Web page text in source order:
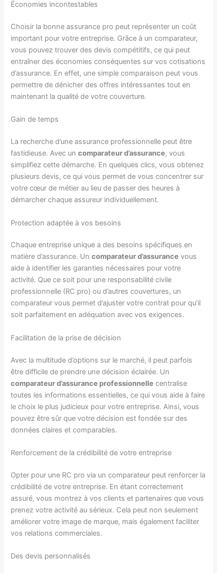
Économies incontestables
Choisir la bonne assurance pro peut représenter un coût
important pour votre entreprise. Grâce à un comparateur,
vous pouvez trouver des devis compétitifs, ce qui peut
entraîner des économies conséquentes sur vos cotisations
d’assurance. En effet, une simple comparaison peut vous
permettre de dénicher des offres intéressantes tout en
maintenant la qualité de votre couverture.
Gain de temps
La recherche d’une assurance professionnelle peut être
fastidieuse. Avec uncomparateur d’assurance, vous
simplifiez cette démarche. En quelques clics, vous obtenez
plusieurs devis, ce qui vous permet de vous concentrer sur
votre cœur de métier au lieu de passer des heures à
démarcher chaque assureur individuellement.
Protection adaptée à vos besoins
Chaque entreprise unique a des besoins spécifiques en
matière d’assurance. Uncomparateur d’assurance vous
aide à identifier les garanties nécessaires pour votre
activité. Que ce soit pour une responsabilité civile
professionnelle (RC pro) ou d’autres couvertures, un
comparateur vous permet d’ajuster votre contrat pour qu’il
soit parfaitement en adéquation avec vos exigences.
Facilitation de la prise de décision
Avec la multitude d’options sur le marché, il peut parfois
être difficile de prendre une décision éclairée. Un
comparateur d’assurance professionnelle centralise
toutes les informations essentielles, ce qui vous aide à faire
le choix le plus judicieux pour votre entreprise. Ainsi, vous
pouvez être sûr que votre décision est fondée sur des
données claires et comparables.
Renforcement de la crédibilité de votre entreprise
Opter pour une RC pro via un comparateur peut renforcer la
crédibilité de votre entreprise. En étant correctement
assuré, vous montrez à vos clients et partenaires que vous
prenez votre activité au sérieux. Cela peut non seulement
améliorer votre image de marque, mais également faciliter
vos relations commerciales.
Des devis personnalisés